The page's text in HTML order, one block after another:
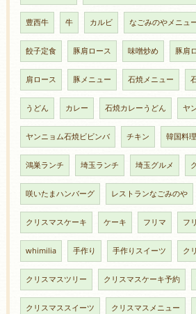
豊西牛 牛 カルビ なごみのやメニュ
餃子定食 豚肩ロース 味噌炒め 豚肩
肩ロース 豚メニュー 石焼メニュー
うどん カレー 石焼カレーうどん ヤ
ヤンニョム石焼ビビンバ チキン 韓国料理
鴻巣ランチ 埼玉ランチ 埼玉グルメ
咲いたまハンバーグ レストランなごみのや
クリスマスケーキ ケーキ フリマ フ
whimilia 手作り 手作りスイーツ ク
クリスマスツリー クリスマスケーキ予約
クリスマススイーツ クリスマスメニュー